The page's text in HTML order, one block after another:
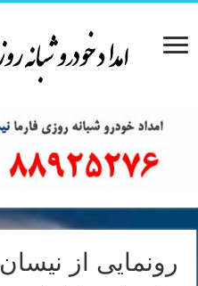
رونمایی از نیسان X-Trial در ایران